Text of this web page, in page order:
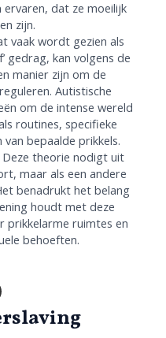
dat ze moeilijk
zijn.
vaak wordt gezien als
gedrag, kan volgens de
manier zijn om de
Autistische
om de intense wereld
routines, specifieke
bepaalde prikkels.
Deze theorie nodigt uit
maar als een andere
benadrukt het belang
houdt met deze
ruimtes en
behoeften.